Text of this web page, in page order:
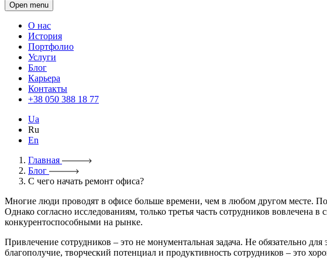
Open menu
О нас
История
Портфолио
Услуги
Блог
Карьера
Контакты
+38 050 388 18 77
Ua
Ru
En
Главная
Блог
С чего начать ремонт офиса?
Многие люди проводят в офисе больше времени, чем в любом другом месте.
Однако согласно исследованиям, только третья часть сотрудников вовлечена
конкурентоспособными на рынке.
Привлечение сотрудников – это не монументальная задача. Не обязательно
благополучие, творческий потенциал и продуктивность сотрудников – это